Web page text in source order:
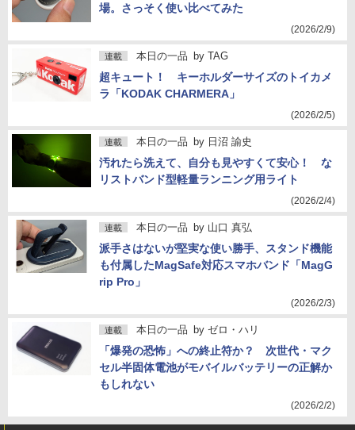
場。さっそく使い比べてみた
(2026/2/9)
連載 本日の一品 by TAG
超キュート！ キーホルダーサイズのトイカメ
ラ「KODAK CHARMERA」
(2026/2/5)
連載 本日の一品 by 日沼 諭史
汚れたら洗えて、自分も見やすくて安心！ な
リストバンド型軽量ランニング用ライト
(2026/2/4)
連載 本日の一品 by 山口 真弘
派手さはないが堅実な使い勝手、スタンド機能
も付属したMagSafe対応スマホバンド「MagG
rip Pro」
(2026/2/3)
連載 本日の一品 by ゼロ・ハリ
「爆発の恐怖」への終止符か？ 次世代・マク
セル半固体電池がモバイルバッテリーの正解か
もしれない
(2026/2/2)